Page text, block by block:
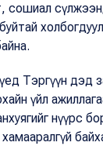
сошиал
Тэргүүн дэд
үйл
нүүрс